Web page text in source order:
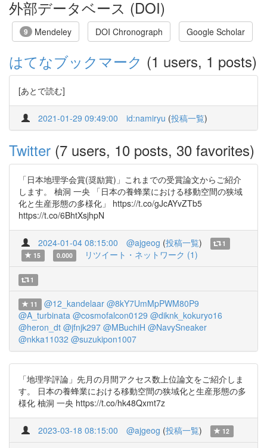
外部データベース (DOI)
9 Mendeley DOI Chronograph Google Scholar
はてなブックマーク (1 users, 1 posts)
[あとで読む]
2021-01-29 09:49:00 id:namiryu (投稿一覧)
Twitter (7 users, 10 posts, 30 favorites)
「日本地理学会賞(奨励賞)」これまでの受賞論文からご紹介
します。 柚洞 一央 「日本の養蜂業における移動空間の狭域
化と生産形態の多様化」 https://t.co/gJcAYvZTb5
https://t.co/6BhtXsjhpN
2024-01-04 08:15:00 @ajgeog (投稿一覧)
1
15
0.000 リツイート・ネットワーク (1)
1
11 @12_kandelaar @8kY7UmMpPWM80P9
@A_turbinata @cosmofalcon0129 @diknk_kokuryo16
@heron_dt @jfnjk297 @MBuchiH @NavySneaker
@nkka11032 @suzukipon1007
「地理学評論」先月の月間アクセス数上位論文をご紹介しま
す。 日本の養蜂業における移動空間の狭域化と生産形態の多
様化 柚洞 一央 https://t.co/hk48Qxmt7z
2023-03-18 08:15:00 @ajgeog (投稿一覧) 12